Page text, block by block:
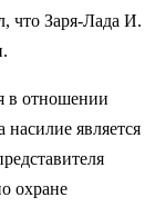
что Заря-Лада И.
в отношении
насилие является
охране